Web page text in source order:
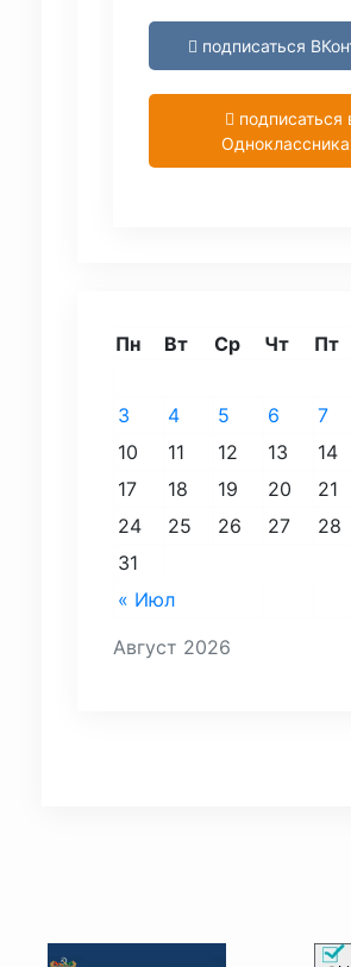
подписаться
подписаться
Август 2026
Пн Вт Ср Чт Пт
« Июл
3
4 5 6 7
10
11 12 13 14
17
18 19 20 21
24
25 26 27 28
31